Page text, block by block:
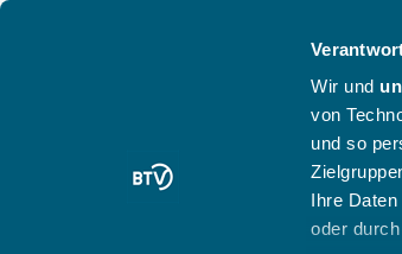
Wir und
von
und so
Ihre
oder